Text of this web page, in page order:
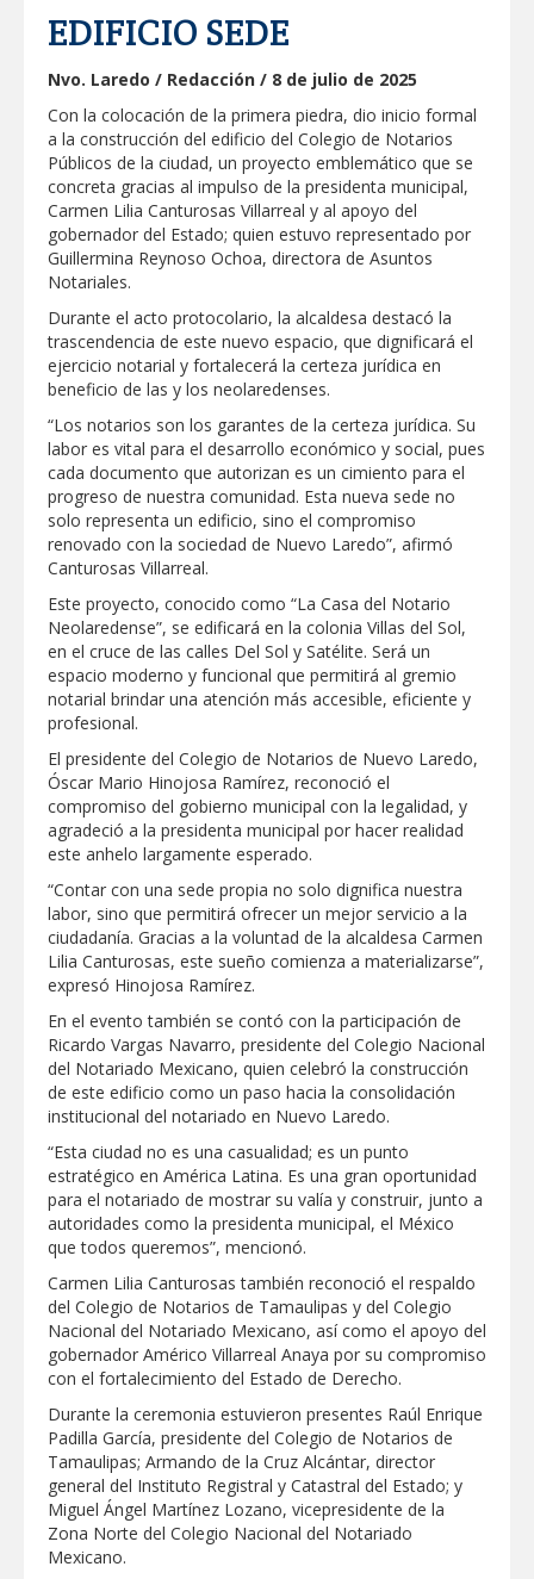
Impulsa STPS ferias del empleo para
jóvenes en tres regiones de Tamaulipas
Felicitó Carlos Peña Ortiz a más de 390
egresados de la Universidad Tecnológica
de Tamaulipas Norte
GOBIERNO DE CARMEN LILIA
CANTUROSAS INVIERTE EN
INFRAESTRUCTURA HÍDRICA PARA
GARANTIZAR UN MEJOR SERVICIO DE
credencial y placas de circulación para
personas con discapacidad
CARMEN LILIA CANTUROSAS
REFERENTE DE ENERGÍA LIMPIA EN
TAMAULIPAS
Destacó Alcalde Carlos Peña Ortiz
respuesta inmediata de servicios
municipales ante tormenta
La UAT, Gobierno del Estado y
Tam
GOBIERNO MUNICIPAL INVITA A
CAMPAÑA DE TAMIZAJE AUDITIVO
GRATUITO PARA RECIÉN NACIDOS EN
CLÍNICA UNE NUEVA ERA
Entregó Carlos Peña Ortiz apoyos de
"Mamá Luchona", acompañado por la
Senadora Maki Esther Ortiz Domínguez
Instala Sector Salud Comité Estatal de
Calidad en Salud para garantizar un trato
digno y humanitario a los pacientes
Respalda la SET acuerdos de la
CONAEDU sobre redes sociales y
escuelas militarizadas
EDIFICIO SEDE
Nvo. Laredo / Redacción / 8 de julio de 2025
Con la colocación de la primera piedra, dio inicio formal
a la construcción del edificio del Colegio de Notarios
Públicos de la ciudad, un proyecto emblemático que se
concreta gracias al impulso de la presidenta municipal,
Carmen Lilia Canturosas Villarreal y al apoyo del
gobernador del Estado; quien estuvo representado por
Guillermina Reynoso Ochoa, directora de Asuntos
Notariales.
Durante el acto protocolario, la alcaldesa destacó la
trascendencia de este nuevo espacio, que dignificará el
ejercicio notarial y fortalecerá la certeza jurídica en
beneficio de las y los neolaredenses.
“Los notarios son los garantes de la certeza jurídica. Su
labor es vital para el desarrollo económico y social, pues
cada documento que autorizan es un cimiento para el
progreso de nuestra comunidad. Esta nueva sede no
solo representa un edificio, sino el compromiso
renovado con la sociedad de Nuevo Laredo”, afirmó
Canturosas Villarreal.
Este proyecto, conocido como “La Casa del Notario
Neolaredense”, se edificará en la colonia Villas del Sol,
en el cruce de las calles Del Sol y Satélite. Será un
espacio moderno y funcional que permitirá al gremio
notarial brindar una atención más accesible, eficiente y
profesional.
El presidente del Colegio de Notarios de Nuevo Laredo,
Óscar Mario Hinojosa Ramírez, reconoció el
compromiso del gobierno municipal con la legalidad, y
agradeció a la presidenta municipal por hacer realidad
este anhelo largamente esperado.
“Contar con una sede propia no solo dignifica nuestra
labor, sino que permitirá ofrecer un mejor servicio a la
ciudadanía. Gracias a la voluntad de la alcaldesa Carmen
Lilia Canturosas, este sueño comienza a materializarse”,
expresó Hinojosa Ramírez.
En el evento también se contó con la participación de
Ricardo Vargas Navarro, presidente del Colegio Nacional
del Notariado Mexicano, quien celebró la construcción
de este edificio como un paso hacia la consolidación
institucional del notariado en Nuevo Laredo.
“Esta ciudad no es una casualidad; es un punto
estratégico en América Latina. Es una gran oportunidad
para el notariado de mostrar su valía y construir, junto a
autoridades como la presidenta municipal, el México
que todos queremos”, mencionó.
Carmen Lilia Canturosas también reconoció el respaldo
del Colegio de Notarios de Tamaulipas y del Colegio
Nacional del Notariado Mexicano, así como el apoyo del
gobernador Américo Villarreal Anaya por su compromiso
con el fortalecimiento del Estado de Derecho.
Durante la ceremonia estuvieron presentes Raúl Enrique
Padilla García, presidente del Colegio de Notarios de
Tamaulipas; Armando de la Cruz Alcántar, director
general del Instituto Registral y Catastral del Estado; y
Miguel Ángel Martínez Lozano, vicepresidente de la
Zona Norte del Colegio Nacional del Notariado
Mexicano.